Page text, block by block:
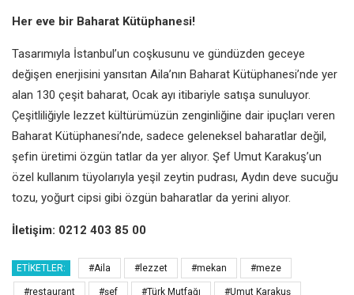
Her eve bir Baharat Kütüphanesi!
Tasarımıyla İstanbul’un coşkusunu ve gündüzden geceye
değişen enerjisini yansıtan Aila’nın Baharat Kütüphanesi’nde yer
alan 130 çeşit baharat, Ocak ayı itibariyle satışa sunuluyor.
Çeşitliliğiyle lezzet kültürümüzün zenginliğine dair ipuçları veren
Baharat Kütüphanesi’nde, sadece geleneksel baharatlar değil,
şefin üretimi özgün tatlar da yer alıyor. Şef Umut Karakuş’un
özel kullanım tüyolarıyla yeşil zeytin pudrası, Aydın deve sucuğu
tozu, yoğurt cipsi gibi özgün baharatlar da yerini alıyor.
İletişim: 0212 403 85 00
ETIKETLER: #Aila #lezzet #mekan #meze
#restaurant #şef #Türk Mutfağı #Umut Karakuş